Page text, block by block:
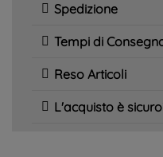
Spedizione
Tempi di
Reso Articoli
L'acquisto è